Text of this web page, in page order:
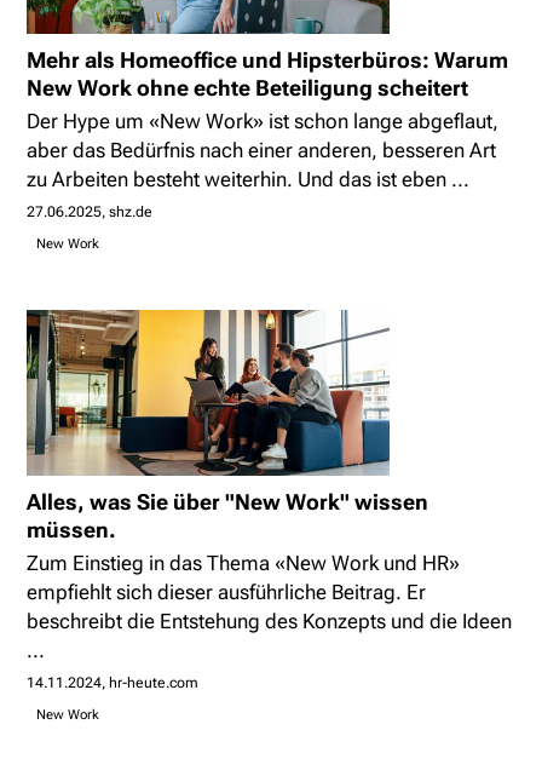
Mehr als Homeoffice und Hipsterbüros: Warum
New Work ohne echte Beteiligung scheitert
Der Hype um «New Work» ist schon lange abgeflaut,
aber das Bedürfnis nach einer anderen, besseren Art
zu Arbeiten besteht weiterhin. Und das ist eben ...
27.06.2025 shz.de
New Work
Alles, was Sie über "New Work" wissen
müssen.
Zum Einstieg in das Thema «New Work und HR»
empfiehlt sich dieser ausführliche Beitrag. Er
beschreibt die Entstehung des Konzepts und die Ideen
...
14.11.2024 hr-heute.com
New Work